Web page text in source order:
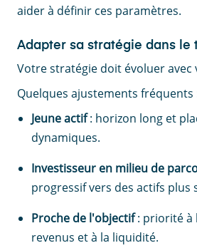
aider à définir ces paramètres.
Adapter sa stratégie dans le
Votre stratégie doit évoluer
Quelques ajustements fréquents
Jeune actif: horizon long et
dynamiques.
Investisseur en milieu de
progressif vers des actifs plus
Proche de l'objectif: priorité à
revenus et à la liquidité.